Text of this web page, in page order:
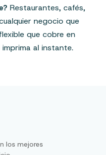
Restaurantes, cafés,
negocio que
que cobre en
al instante.
los mejores